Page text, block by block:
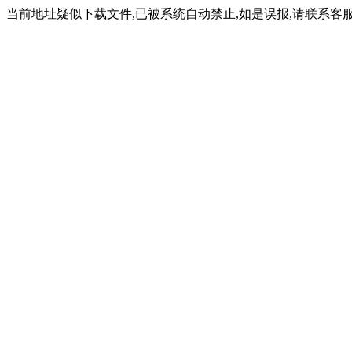
当前地址疑似下载文件,已被系统自动禁止,如是误报,请联系客